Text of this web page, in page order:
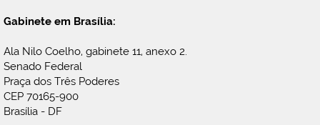
Gabinete em Brasília:
Ala Nilo Coelho, gabinete 11, anexo 2.
Senado Federal
Praça dos Três Poderes
CEP 70165-900
Brasília - DF